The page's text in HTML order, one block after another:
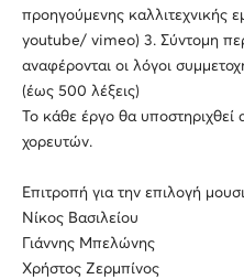
προηγούμενης καλλιτεχνικής
youtube/ vimeo) 3. Σύντομη
αναφέρονται οι λόγοι
(έως 500 λέξεις)
Το κάθε έργο θα
χορευτών.
Επιτροπή για την επιλογή
Νίκος Βασιλείου
Γιάννης Μπελώνης
Χρήστος Ζερμπίνος